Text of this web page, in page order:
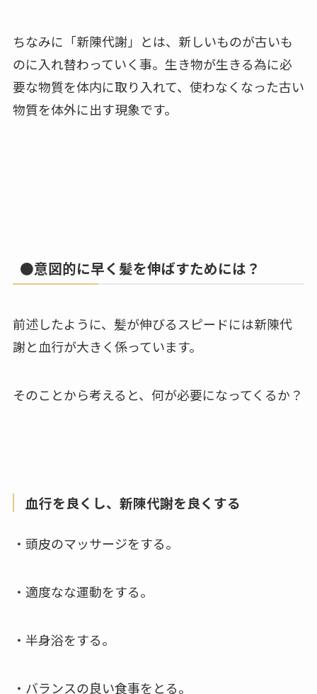
ちなみに「新陳代謝」とは、新しいものが古いも
のに入れ替わっていく事。生き物が生きる為に必
要な物質を体内に取り入れて、使わなくなった古い
物質を体外に出す現象です。
●意図的に早く髪を伸ばすためには？
前述したように、髪が伸びるスピードには新陳代
謝と血行が大きく係っています。
そのことから考えると、何が必要になってくるか？
血行を良くし、新陳代謝を良くする
・頭皮のマッサージをする。
・適度なな運動をする。
・半身浴をする。
・バランスの良い食事をとる。